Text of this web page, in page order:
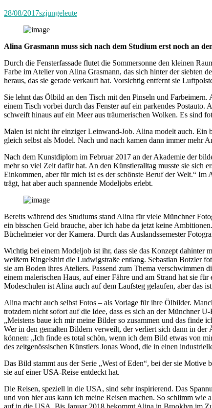
28/08/2017szjungeleute
Alina Grasmann muss sich nach dem Studium erst noch an
Durch die Fensterfassade flutet die Sommersonne den kleinen
Farbe im Atelier von Alina Grasmann, das sich hinter der siebten
heraus, das sie gerade verkauft hat. Vorsichtig entfernt sie
Sie lehnt das Ölbild an den Tisch mit den Pinseln und
einem Tisch vorbei durch das Fenster auf ein parkendes
schweift hinaus auf ein Meer aus träumerischen Wolken. Es sind
Malen ist nicht ihr einziger Leinwand-Job. Alina modelt auch. Ein
gleich selbst als Model. Nach und nach kamen dann immer mehr
Nach dem Kunstdiplom im Februar 2017 an der Akademie der
mehr so viel Zeit dafür hat. An den Künstleralltag musste sie sich
Einkommen, aber für mich ist es der schönste Beruf der Welt.“
trägt, hat aber auch spannende Modeljobs erlebt.
Bereits während des Studiums stand Alina für viele Münchner
ein bisschen Geld brauche, aber ich habe da jetzt keine
Büchelmeier vor der Kamera. Durch das Auslandssemester
Wichtig bei einem Modeljob ist ihr, dass sie das Konzept dahinter
weißem Ringelshirt die Ludwigstraße entlang. Sebastian Botzler
sie am Boden ihres Ateliers. Passend zum Thema
einem malerischen Haus, auf einer Fähre und am Strand hat sie
Modeschulen ist Alina auch auf dem Laufsteg gelaufen, aber das
Alina macht auch selbst Fotos – als Vorlage für ihre Ölbilder.
trotzdem nicht sofort auf die Idee, dass es sich an der Münchner
„Meistens baue ich mir meine Bilder so zusammen und das finde
Wer in den gemalten Bildern verweilt, der verliert sich dann in der
können: „Ich finde es total schön, wenn ich dem Bild etwas von
des zeitgenössischen Künstlers Jonas Wood, die in einen
Das Bild stammt aus der Serie „West of Eden“, bei der sie
sie auf einer USA-Reise entdeckt hat.
Die Reisen, speziell in die USA, sind sehr inspirierend. Das
und von hier aus kann ich meine Reisen machen. So schlimm
auf in die USA. Bis Januar 2018 bekommt Alina in Brooklyn im